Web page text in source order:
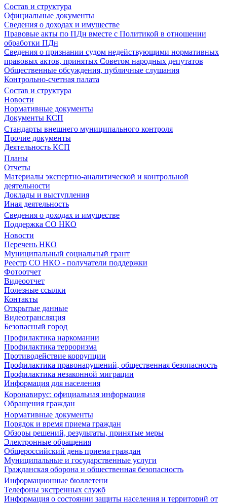
Состав и структура
Официальные документы
Сведения о доходах и имуществе
Правовые акты по ПДн вместе с Политикой в отношении
обработки ПДн
Сведения о признании судом недействующими нормативных
правовых актов, принятых Советом народных депутатов
Общественные обсуждения, публичные слушания
Контрольно-счетная палата
Состав и структура
Новости
Нормативные документы
Документы КСП
Стандарты внешнего муниципального контроля
Прочие документы
Деятельность КСП
Планы
Отчеты
Материалы экспертно-аналитической и контрольной
деятельности
Доклады и выступления
Иная деятельность
Сведения о доходах и имуществе
Поддержка СО НКО
Новости
Перечень НКО
Муниципальный социальный грант
Реестр СО НКО - получатели поддержки
Фотоотчет
Видеоотчет
Полезные ссылки
Контакты
Открытые данные
Видеотрансляция
Безопасный город
Профилактика наркомании
Профилактика терроризма
Противодействие коррупции
Профилактика правонарушений, общественная безопасность
Профилактика незаконной миграции
Информация для населения
Коронавирус: официальная информация
Обращения граждан
Нормативные документы
Порядок и время приема граждан
Обзоры решений, результаты, принятые меры
Электронные обращения
Общероссийский день приема граждан
Муниципальные и государственные услуги
Гражданская оборона и общественная безопасность
Информационные бюллетени
Телефоны экстренных служб
Информация о состоянии защиты населения и территорий от